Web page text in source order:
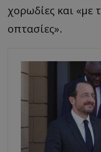
χορωδίες και «με
οπτασίες».